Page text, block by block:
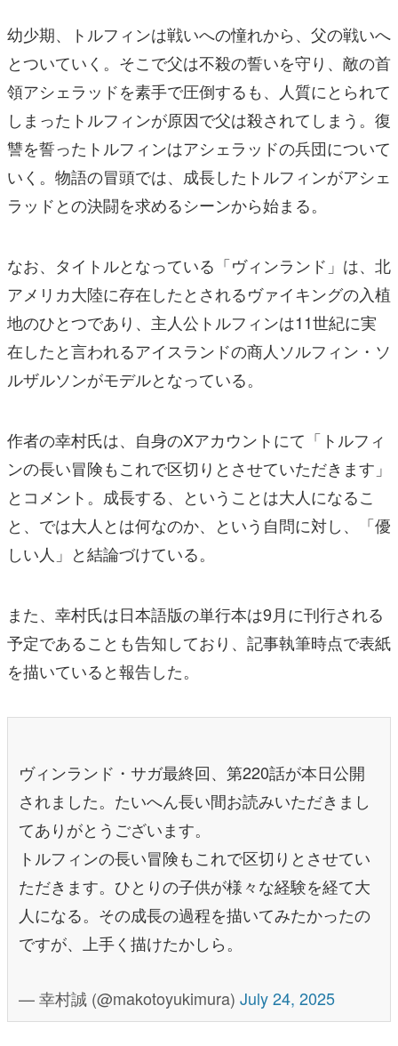
幼少期、トルフィンは戦いへの憧れから、父の戦いへ
とついていく。そこで父は不殺の誓いを守り、敵の首
領アシェラッドを素手で圧倒するも、人質にとられて
しまったトルフィンが原因で父は殺されてしまう。復
讐を誓ったトルフィンはアシェラッドの兵団について
いく。物語の冒頭では、成長したトルフィンがアシェ
ラッドとの決闘を求めるシーンから始まる。
なお、タイトルとなっている「ヴィンランド」は、北
アメリカ大陸に存在したとされるヴァイキングの入植
地のひとつであり、主人公トルフィンは11世紀に実
在したと言われるアイスランドの商人ソルフィン・ソ
ルザルソンがモデルとなっている。
作者の幸村氏は、自身のXアカウントにて「トルフィ
ンの長い冒険もこれで区切りとさせていただきます」
とコメント。成長する、ということは大人になるこ
と、では大人とは何なのか、という自問に対し、「優
しい人」と結論づけている。
また、幸村氏は日本語版の単行本は9月に刊行される
予定であることも告知しており、記事執筆時点で表紙
を描いていると報告した。
ヴィンランド・サガ最終回、第220話が本日公開
されました。たいへん長い間お読みいただきまし
てありがとうございます。
トルフィンの長い冒険もこれで区切りとさせてい
ただきます。ひとりの子供が様々な経験を経て大
人になる。その成長の過程を描いてみたかったの
ですが、上手く描けたかしら。
— 幸村誠 (@makotoyukimura) July 24, 2025